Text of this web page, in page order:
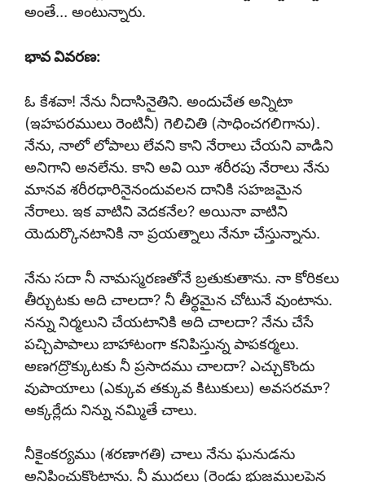
అంతే… అంటున్నారు.
భావ వివరణ:
ఓ కేశవా! నేను నీదాసినైతిని. అందుచేత అన్నిటా
(ఇహపరములు రెంటినీ) గెలిచితి (సాధించగలిగాను).
నేను, నాలో లోపాలు లేవని కాని నేరాలు చేయని వాడిని
అనిగాని అనలేను. కాని అవి యీ శరీరపు నేరాలు నేను
మానవ శరీరధారినైనందువలన దానికి సహజమైన
నేరాలు. ఇక వాటిని వెదకనేల? అయినా వాటిని
యెదుర్కొనటానికి నా ప్రయత్నాలు నేనూ చేస్తున్నాను.
నేను సదా నీ నామస్మరణతోనే బ్రతుకుతాను. నా కోరికలు
తీర్చుటకు అది చాలదా? నీ తీర్థమైన చోటునే వుంటాను.
నన్ను నిర్మలుని చేయటానికి అది చాలదా? నేను చేసే
పచ్చిపాపాలు బాహాటంగా కనిపిస్తున్న పాపకర్మలు.
అణగద్రొక్కుటకు నీ ప్రసాదము చాలదా? ఎచ్చుకొందు
వుపాయాలు (ఎక్కువ తక్కువ కిటుకులు) అవసరమా?
అక్కర్లేదు నిన్ను నమ్మితే చాలు.
నీకైంకర్యము (శరణాగతి) చాలు నేను ఘనుడను
అనిపించుకొంటాను. నీ ముద్రలు (రెండు భుజములపైన